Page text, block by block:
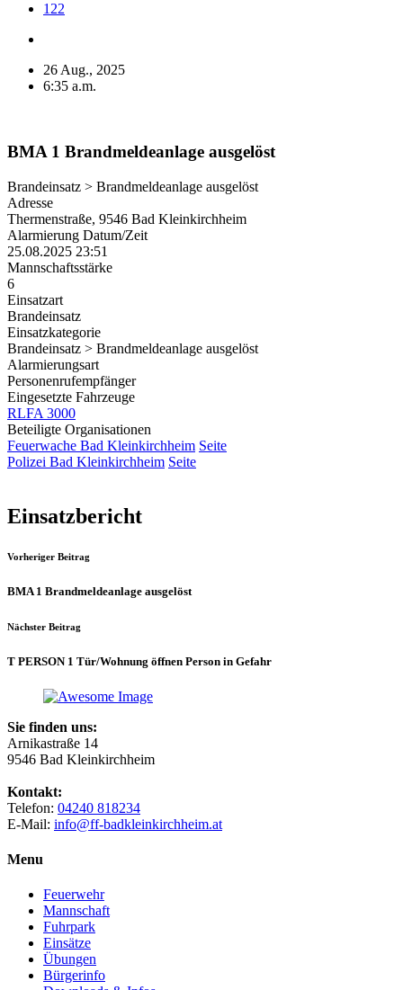
122
26 Aug., 2025
6:35 a.m.
BMA 1 Brandmeldeanlage ausgelöst
Brandeinsatz > Brandmeldeanlage ausgelöst
Adresse
Thermenstraße, 9546 Bad Kleinkirchheim
Alarmierung Datum/Zeit
25.08.2025 23:51
Mannschaftsstärke
6
Einsatzart
Brandeinsatz
Einsatzkategorie
Brandeinsatz > Brandmeldeanlage ausgelöst
Alarmierungsart
Personenrufempfänger
Eingesetzte Fahrzeuge
RLFA 3000
Beteiligte Organisationen
Feuerwache Bad Kleinkirchheim Seite
Polizei Bad Kleinkirchheim Seite
Einsatzbericht
Vorheriger Beitrag
BMA 1 Brandmeldeanlage ausgelöst
Nächster Beitrag
T PERSON 1 Tür/​Wohnung öffnen Person in Gefahr
Sie finden uns:
Arnikastraße 14
9546 Bad Kleinkirchheim
Kontakt:
Telefon: 04240 818234
E-Mail: info@ff-badkleinkirchheim.at
Menu
Feuerwehr
Mannschaft
Fuhrpark
Einsätze
Übungen
Bürgerinfo